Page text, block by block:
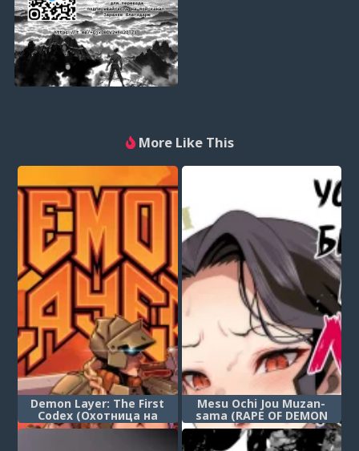
More Like This
Demon Layer: The First
Codex (Охотница на
демонов)
Mesu Ochi Jou Muzan-
sama (RAPE OF DEMON
SLAYER 4)